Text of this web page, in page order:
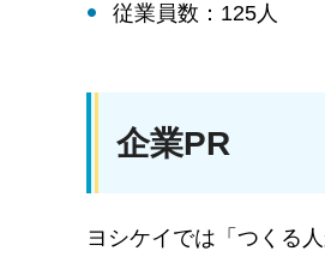
従業員数：125人
企業PR
ヨシケイでは「つくる